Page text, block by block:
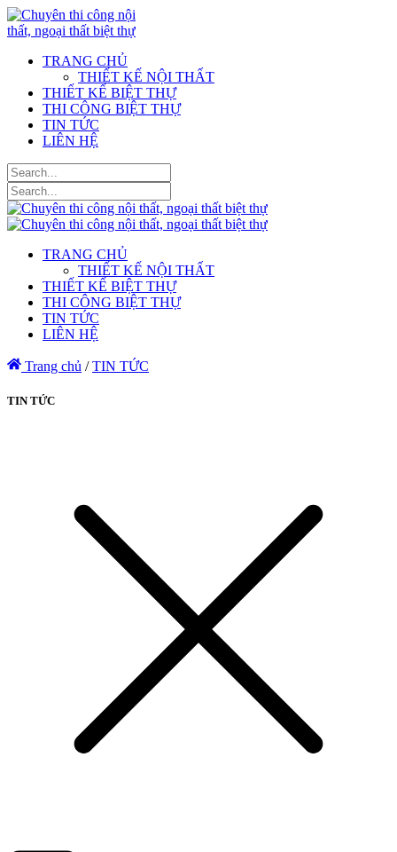
TRANG CHỦ
THIẾT KẾ NỘI THẤT
THIẾT KẾ BIỆT THỰ
THI CÔNG BIỆT THỰ
TIN TỨC
LIÊN HỆ
TRANG CHỦ
THIẾT KẾ NỘI THẤT
THIẾT KẾ BIỆT THỰ
THI CÔNG BIỆT THỰ
TIN TỨC
LIÊN HỆ
Trang chủ / TIN TỨC
TIN TỨC